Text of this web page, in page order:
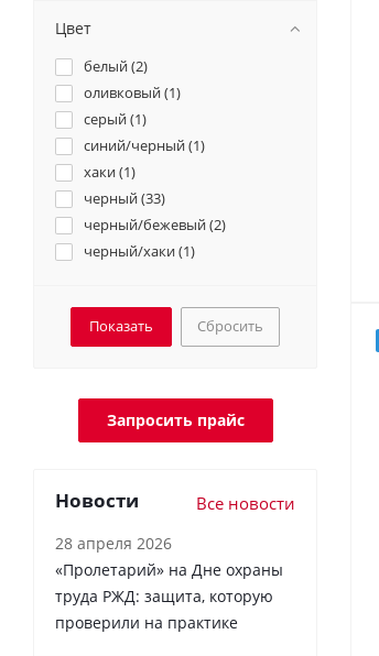
Цвет
белый (2)
оливковый (1)
серый (1)
синий/черный (1)
хаки (1)
черный (33)
черный/бежевый (2)
черный/хаки (1)
Сбросить
Запросить прайс
Новости Все новости
28 апреля 2026
«Пролетарий» на Дне охраны
труда РЖД: защита, которую
проверили на практике